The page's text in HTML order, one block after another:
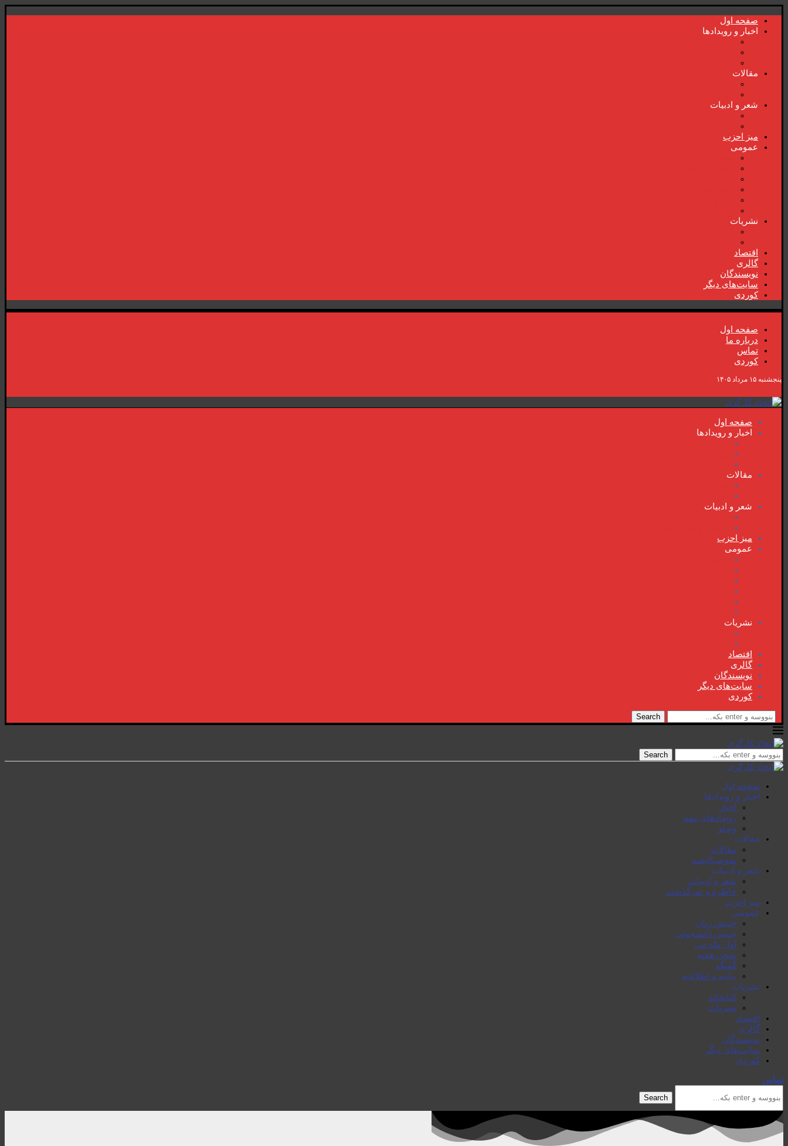
صفحە اول
اخبار و رویدادها
مقالات
شعر و ادبیات
میز احزب
عمومی
نشریات
اقتصاد
گالری
نویسندگان
سایت‌های دیگر
کوردی
صفحە اول
دربارە ما
تماس
کوردی
پنجشنبه ۱۵ مرداد ۱۴۰۵
صفحە اول
اخبار و رویدادها
مقالات
شعر و ادبیات
میز احزب
عمومی
نشریات
اقتصاد
گالری
نویسندگان
سایت‌های دیگر
کوردی
Search
Search
صفحە اول
اخبار و رویدادها
اخبار
رویدادهای مهم
ویدئو
مقالات
مقالات
سوسیالیسم
شعر و ادبیات
شعر و ادبیات
خاطرە و سرگذشت
میز احزب
عمومی
جنبش زنان
جنبش دانشجوئی
اول ماە می
سخن هفتە
گفتگو
بیانیە و اطلاعیە
نشریات
کتابخانە
نشریات
اقتصاد
گالری
نویسندگان
سایت‌های دیگر
کوردی
تماس
Search